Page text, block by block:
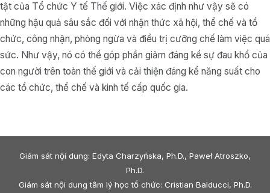
tật của Tổ chức Y tế Thế giới. Việc xác định như vậy sẽ có
những hậu quả sâu sắc đối với nhận thức xã hội, thể chế và tổ
chức, công nhận, phòng ngừa và điều trị cưỡng chế làm việc quá
sức. Như vậy, nó có thể góp phần giảm đáng kể sự đau khổ của
con người trên toàn thế giới và cải thiện đáng kể năng suất cho
các tổ chức, thể chế và kinh tế cấp quốc gia.
Giám sát nội dung: Edyta Charzyńska, Ph.D., Paweł Atroszko,
Ph.D.
Giám sát nội dung tâm lý học tổ chức: Cristian Balducci, Ph.D.